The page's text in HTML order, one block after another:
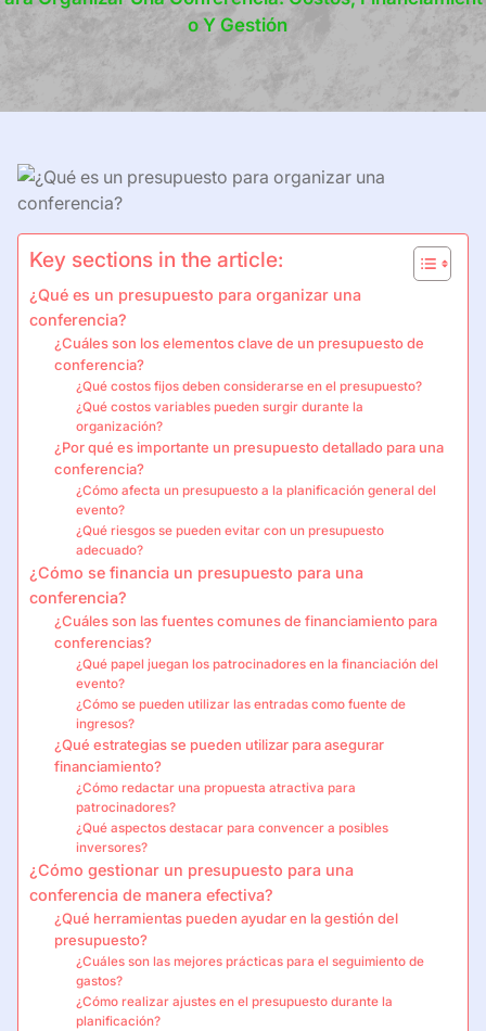
O Y Gestión
Key sections in the article:
¿Qué es un presupuesto para organizar una
conferencia?
¿Cuáles son los elementos clave de un presupuesto de
conferencia?
¿Qué costos fijos deben considerarse en el presupuesto?
¿Qué costos variables pueden surgir durante la
organización?
¿Por qué es importante un presupuesto detallado para una
conferencia?
¿Cómo afecta un presupuesto a la planificación general del
evento?
¿Qué riesgos se pueden evitar con un presupuesto
adecuado?
¿Cómo se financia un presupuesto para una
conferencia?
¿Cuáles son las fuentes comunes de financiamiento para
conferencias?
¿Qué papel juegan los patrocinadores en la financiación del
evento?
¿Cómo se pueden utilizar las entradas como fuente de
ingresos?
¿Qué estrategias se pueden utilizar para asegurar
financiamiento?
¿Cómo redactar una propuesta atractiva para
patrocinadores?
¿Qué aspectos destacar para convencer a posibles
inversores?
¿Cómo gestionar un presupuesto para una
conferencia de manera efectiva?
¿Qué herramientas pueden ayudar en la gestión del
presupuesto?
¿Cuáles son las mejores prácticas para el seguimiento de
gastos?
¿Cómo realizar ajustes en el presupuesto durante la
planificación?